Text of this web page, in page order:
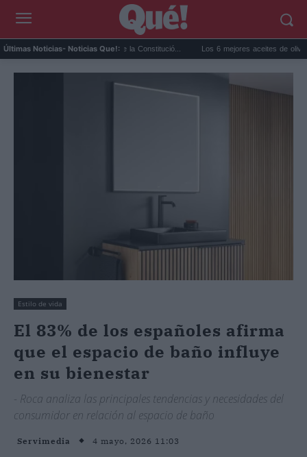
Últimas Noticias- Noticias Que!:
activar el artículo 102 de la Constitució... Los 6 mejores aceites de oliva virgen
Estilo de vida
El 83% de los españoles afirma
que el espacio de baño influye
en su bienestar
- Roca analiza las principales tendencias y necesidades del
consumidor en relación al espacio de baño
Servimedia 4 mayo, 2026 11:03